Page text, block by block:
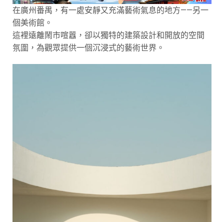
在廣州番禺，有一處安靜又充滿藝術氣息的地方——另一
個美術館。
這裡遠離鬧市喧囂，卻以獨特的建築設計和開放的空間
氛圍，為觀眾提供一個沉浸式的藝術世界。